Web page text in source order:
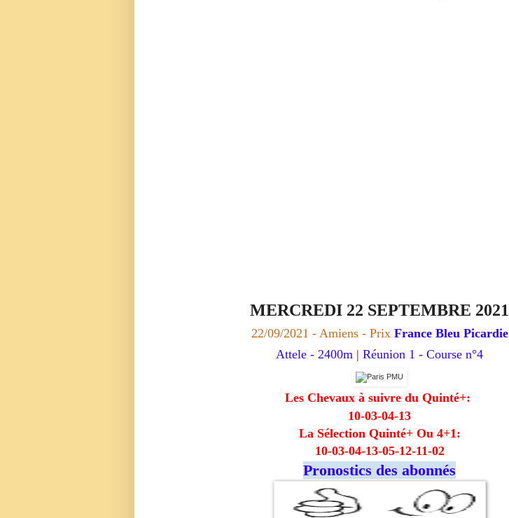
MERCREDI 22 SEPTEMBRE 2021
22/09/2021 - Amiens- Prix France Bleu Picardie
Attele - 2400m | Réunion 1 - Course n°4
Les Chevaux à suivre du Quinté+:
10-03-04-13
La Sélection Quinté+ Ou 4+1:
10-03-04-13-05-12-11-02
Pronostics des abonnés